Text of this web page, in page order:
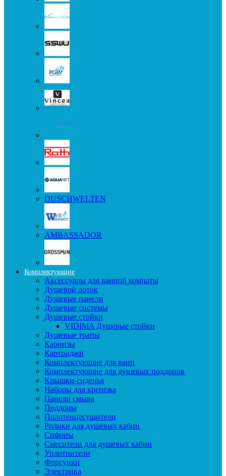
DUSCHWELTEN
AMBASSADOR
Комплектующие
Аксессуары для ванной комнаты
Душевой лоток
Душевые панели
Душевые системы
Душевые стойки
VIDIMA Душевые стойки
Душевые трапы
Карнизы
Картриджи
Комплектующие для ванн
Комплектующие для душевых поддонов
Крышки-сиденья
Наборы для крепежа
Панели смыва
Поддоны
Полотенцесушители
Ролики для душевых кабин
Сифоны
Смесители для душевых кабин
Уплотнители
Форсунки
Электрика